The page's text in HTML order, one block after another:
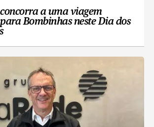
a uma viagem
Bombinhas neste Dia dos